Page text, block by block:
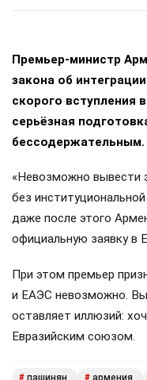
Премьер-министр
закона об
скорого вступления
серьёзная